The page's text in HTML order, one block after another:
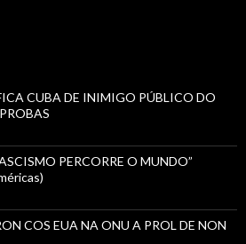
CUBA DE INIMIGO PÚBLICO DO
PERCORRE O MUNDO”
COS EUA NA ONU A PROL DE NON